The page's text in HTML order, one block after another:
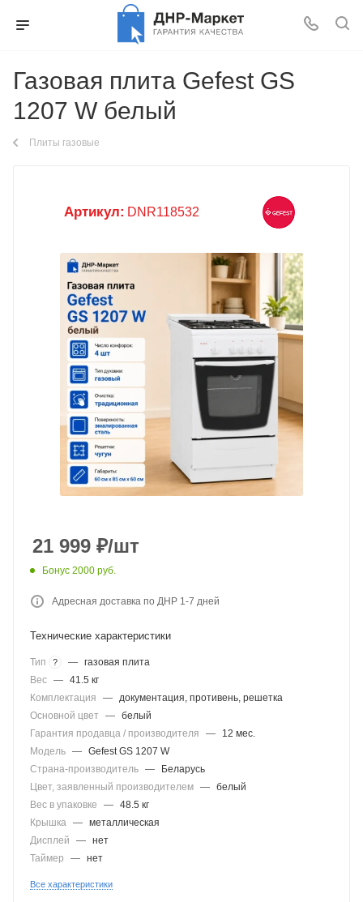
Газовая плита Gefest GS
1207 W белый
Плиты газовые
Артикул: DNR118532
21 999 ₽/шт
Бонус 2000 руб.
Адресная доставка по ДНР 1-7 дней
Технические характеристики
Тип ? — газовая плита
Вес — 41.5 кг
Комплектация
— документация, противень, решетка
Основной цвет
— белый
Гарантия продавца / производителя
—
12 мес.
Модель — Gefest GS 1207 W
Страна-производитель —
Беларусь
Цвет, заявленный производителем — белый
Вес в упаковке
— 48.5 кг
Крышка — металлическая
Дисплей
— нет
Таймер
— нет
Все характеристики